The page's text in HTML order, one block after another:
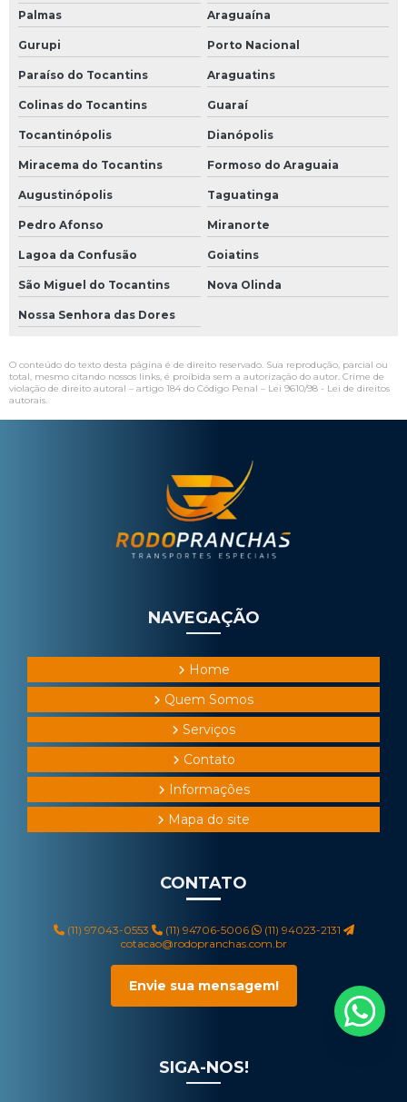
Palmas
Araguaína
Gurupi Porto Nacional
Paraíso do Tocantins Araguatins
Colinas do Tocantins Guaraí
Tocantinópolis Dianópolis
Miracema do Tocantins Formoso do Araguaia
Augustinópolis Taguatinga
Pedro Afonso Miranorte
Lagoa da Confusão Goiatins
São Miguel do Tocantins Nova Olinda
Nossa Senhora das Dores
O conteúdo do texto desta página é de direito reservado. Sua reprodução, parcial ou
total, mesmo citando nossos links, é proibida sem a autorização do autor. Crime de
violação de direito autoral – artigo 184 do Código Penal – Lei 9610/98 - Lei de direitos
autorais.
NAVEGAÇÃO
Home
Quem Somos
Serviços
Contato
Informações
Mapa do site
CONTATO
(11) 97043-0553 (11) 94706-5006
(11) 94023-2131
cotacao@rodopranchas.com.br
Envie sua mensagem!
SIGA-NOS!